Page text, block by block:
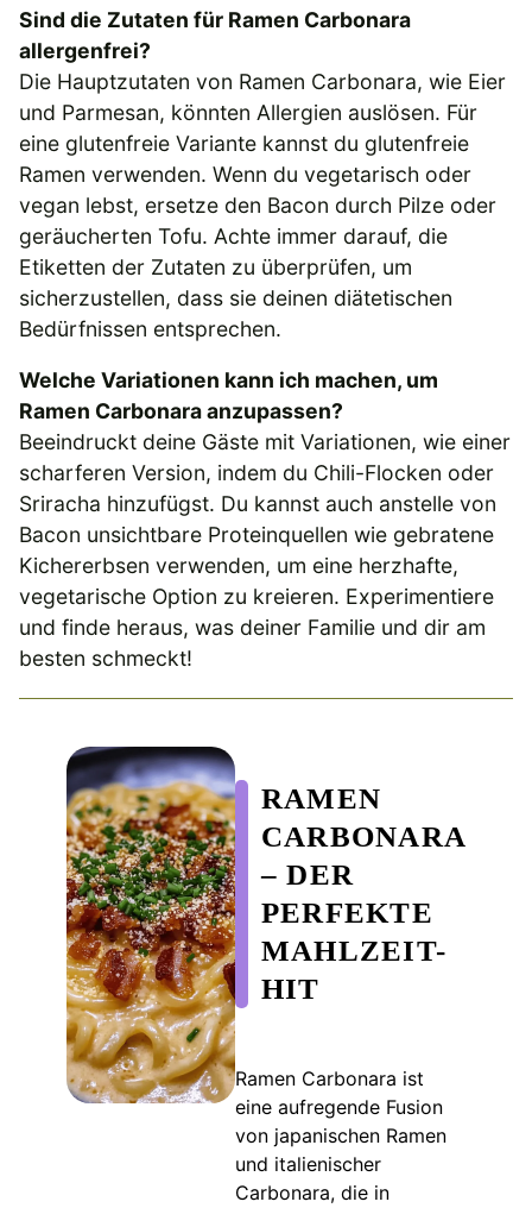
Sind die Zutaten für Ramen Carbonara
allergenfrei?
Die Hauptzutaten von Ramen Carbonara, wie Eier
und Parmesan, könnten Allergien auslösen. Für
eine glutenfreie Variante kannst du glutenfreie
Ramen verwenden. Wenn du vegetarisch oder
vegan lebst, ersetze den Bacon durch Pilze oder
geräucherten Tofu. Achte immer darauf, die
Etiketten der Zutaten zu überprüfen, um
sicherzustellen, dass sie deinen diätetischen
Bedürfnissen entsprechen.
Welche Variationen kann ich machen, um
Ramen Carbonara anzupassen?
Beeindruckt deine Gäste mit Variationen, wie einer
scharferen Version, indem du Chili-Flocken oder
Sriracha hinzufügst. Du kannst auch anstelle von
Bacon unsichtbare Proteinquellen wie gebratene
Kichererbsen verwenden, um eine herzhafte,
vegetarische Option zu kreieren. Experimentiere
und finde heraus, was deiner Familie und dir am
besten schmeckt!
RAMEN
CARBONARA
– DER
PERFEKTE
MAHLZEIT-
HIT
Ramen Carbonara ist
eine aufregende Fusion
von japanischen Ramen
und italienischer
Carbonara, die in